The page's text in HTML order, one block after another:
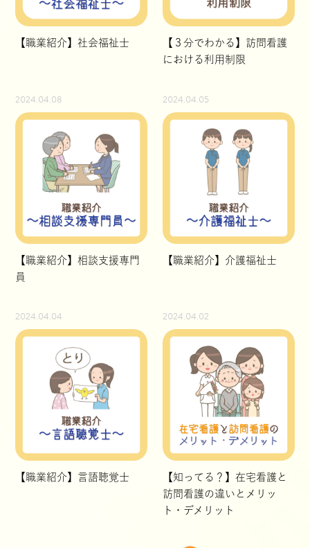
【職業紹介】社会福祉士
【３分でわかる】訪問看護
における利用制限
2024.04.08
【職業紹介】相談支援専門
員
2024.04.05
【職業紹介】介護福祉士
2024.04.04
【職業紹介】言語聴覚士
2024.04.02
【知ってる？】在宅看護と
訪問看護の違いとメリッ
ト・デメリット